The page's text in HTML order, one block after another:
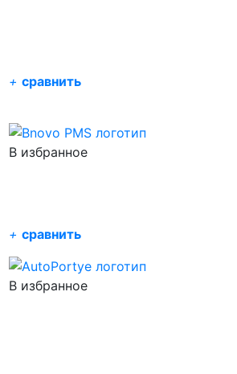
+ сравнить
В избранное
+ сравнить
В избранное